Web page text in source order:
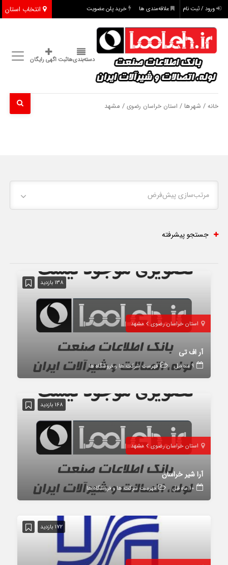
انتخاب استان ورود / ثبت نام علاقه‌مندی ها خرید پلن عضویت
دسته‌بندی‌هاثبت اگهی رایگان
خانه / شهرها / استان خراسان رضوی / مشهد
مرتب‌سازی پیش‌فرض
جستجو پیشرفته
138 بازدید
استان خراسان رضوی مشهد
آر اف تی
9 ماه قبل فهرست شرکت ها و فروشگاه ها
168 بازدید
استان خراسان رضوی مشهد
آرا شیر خراسان
10 ماه قبل فهرست شرکت ها و فروشگاه ها
172 بازدید